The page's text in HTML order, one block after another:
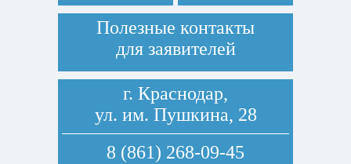
Полезные контакты
для заявителей
г. Краснодар,
ул. им. Пушкина, 28
8 (861) 268-09-45